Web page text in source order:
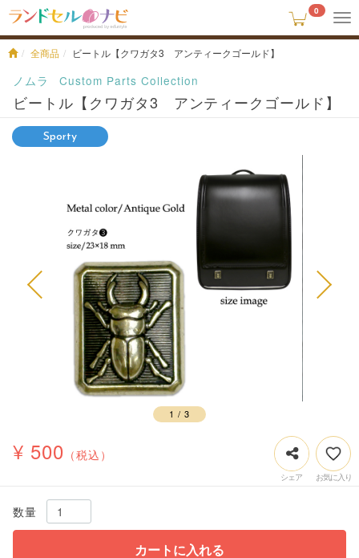
0
全商品 ビートル【クワガタ3 アンティークゴールド】
ノムラ Custom Parts Collection
ビートル【クワガタ3 アンティークゴールド】
1 / 3
¥ 500 （税込）
数量
カートに入れる